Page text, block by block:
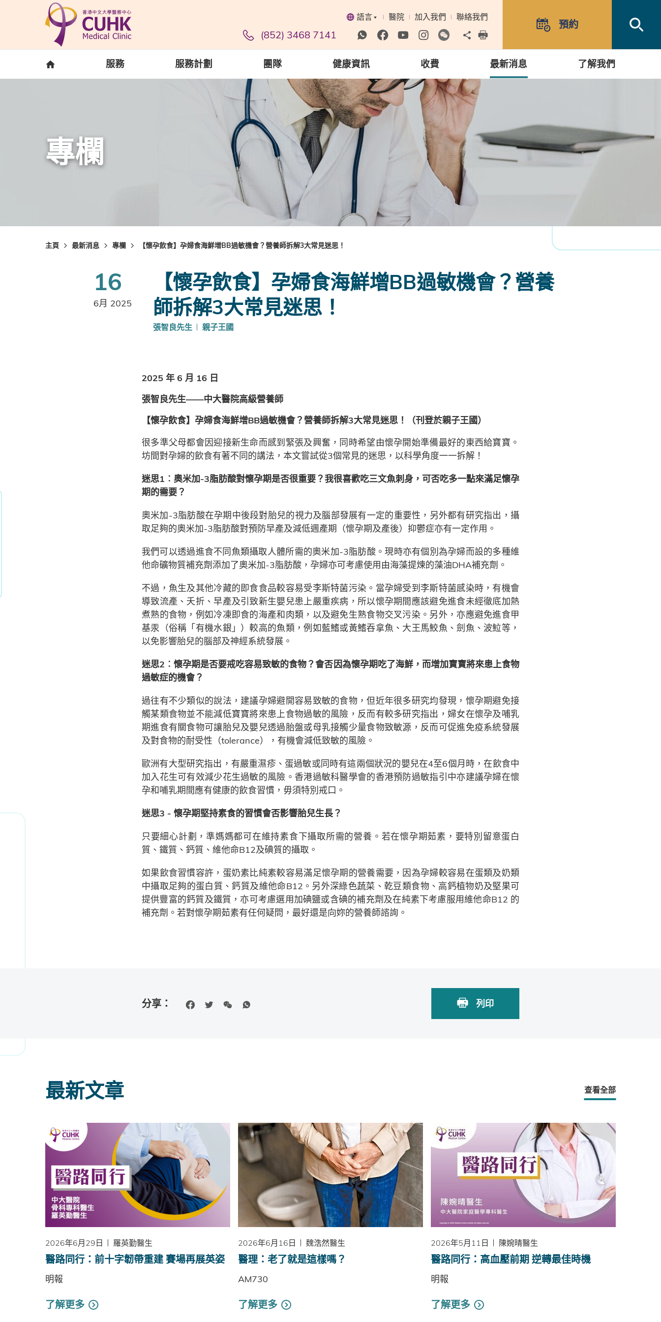
Skip to main content
語言
醫院 加入我們 聯絡我們
(852) 3468 7141 Share toprint
預約
主頁 服務 服務計劃 團隊 健康資訊 收費 最新消息 了解我們
專欄
主頁 最新消息 專欄 【懷孕飲食】孕婦食海鮮增BB過敏機會？營養師拆解3大常見迷思！
16
6月 2025
【懷孕飲食】孕婦食海鮮增BB過敏機會？營養
師拆解3大常見迷思！
張智良先生 親子王國
2025 年 6 月 16 日
張智良先生——中大醫院高級營養師
【懷孕飲食】孕婦食海鮮增BB過敏機會？營養師拆解3大常見迷思！（刊登於親子王國）
很多準父母都會因迎接新生命而感到緊張及興奮，同時希望由懷孕開始準備最好的東西給寶寶。
坊間對孕婦的飲食有著不同的講法，本文嘗試從3個常見的迷思，以科學角度一一拆解！
迷思1︰奧米加-3脂肪酸對懷孕期是否很重要？我很喜歡吃三文魚刺身，可否吃多一點來滿足懷孕
期的需要？
奧米加-3脂肪酸在孕期中後段對胎兒的視力及腦部發展有一定的重要性，另外都有研究指出，攝
取足夠的奧米加-3脂肪酸對預防早產及減低週產期（懷孕期及產後）抑鬱症亦有一定作用。
我們可以透過進食不同魚類攝取人體所需的奧米加-3脂肪酸。現時亦有個別為孕婦而設的多種維
他命礦物質補充劑添加了奧米加-3脂肪酸，孕婦亦可考慮使用由海藻提煉的藻油DHA補充劑。
不過，魚生及其他冷藏的即食食品較容易受李斯特菌污染。當孕婦受到李斯特菌感染時，有機會
導致流產、夭折、早產及引致新生嬰兒患上嚴重疾病，所以懷孕期間應該避免進食未經徹底加熱
煮熟的食物，例如冷凍即食的海產和肉類，以及避免生熟食物交叉污染。另外，亦應避免進食甲
基汞（俗稱「有機水銀」）較高的魚類，例如藍鰭或黃鰭吞拿魚、大王馬鮫魚、劍魚、波𩶘等，
以免影響胎兒的腦部及神經系統發展。
迷思2︰懷孕期是否要戒吃容易致敏的食物？會否因為懷孕期吃了海鮮，而增加寶寶將來患上食物
過敏症的機會？
過往有不少類似的說法，建議孕婦避開容易致敏的食物，但近年很多研究均發現，懷孕期避免接
觸某類食物並不能減低寶寶將來患上食物過敏的風險，反而有較多研究指出，婦女在懷孕及哺乳
期進食有關食物可讓胎兒及嬰兒透過胎盤或母乳接觸少量食物致敏源，反而可促進免疫系統發展
及對食物的耐受性（tolerance），有機會減低致敏的風險。
歐洲有大型研究指出，有嚴重濕疹、蛋過敏或同時有這兩個狀況的嬰兒在4至6個月時，在飲食中
加入花生可有效減少花生過敏的風險。香港過敏科醫學會的香港預防過敏指引中亦建議孕婦在懷
孕和哺乳期間應有健康的飲食習慣，毋須特別戒口。
迷思3 - 懷孕期堅持素食的習慣會否影響胎兒生長？
只要細心計劃，準媽媽都可在維持素食下攝取所需的營養。若在懷孕期茹素，要特別留意蛋白
質、鐵質、鈣質、維他命B12及碘質的攝取。
如果飲食習慣容許，蛋奶素比純素較容易滿足懷孕期的營養需要，因為孕婦較容易在蛋類及奶類
中攝取足夠的蛋白質、鈣質及維他命B12。另外深綠色蔬菜、乾豆類食物、高鈣植物奶及堅果可
提供豐富的鈣質及鐵質，亦可考慮選用加碘鹽或含碘的補充劑及在純素下考慮服用維他命B12 的
補充劑。若對懷孕期茹素有任何疑問，最好還是向妳的營養師諮詢。
分享： 列印
最新文章 查看全部
2026年6月29日 羅英勤醫生
醫路同行：前十字韌帶重建 賽場再展英姿
明報
了解更多
2026年6月16日 魏浩然醫生
醫理：老了就是這樣嗎？
AM730
了解更多
2026年5月11日 陳婉晴醫生
醫路同行：高血壓前期 逆轉最佳時機
明報
了解更多